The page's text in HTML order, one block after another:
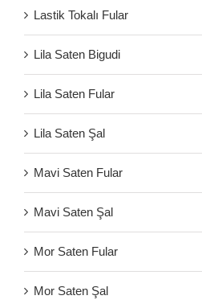
Lastik Tokalı Fular
Lila Saten Bigudi
Lila Saten Fular
Lila Saten Şal
Mavi Saten Fular
Mavi Saten Şal
Mor Saten Fular
Mor Saten Şal